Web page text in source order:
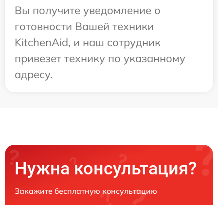
Вы получите уведомление о
готовности Вашей техники
KitchenAid, и наш сотрудник
привезет технику по указанному
адресу.
Нужна консультация?
Закажите бесплатную консультацию